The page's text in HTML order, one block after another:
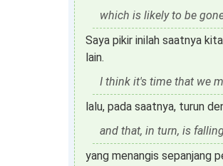
which is likely to be
Saya pikir inilah saatnya
lain.
I think it's time that we
lalu, pada saatnya, turun
and that, in turn, is
yang menangis sepanjang